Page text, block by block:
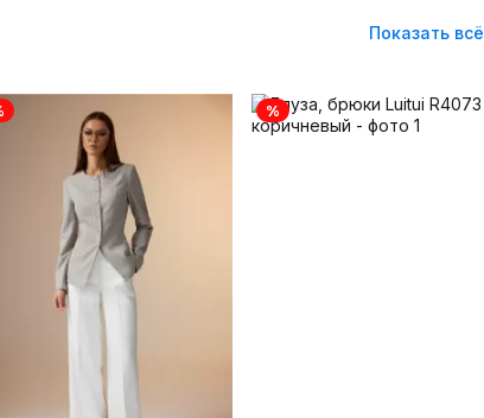
Показать всё
%